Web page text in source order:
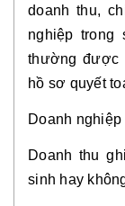
doanh thu,
nghiệp trong
thường được
hồ sơ quyết
Doanh
Doanh thu
sinh hay